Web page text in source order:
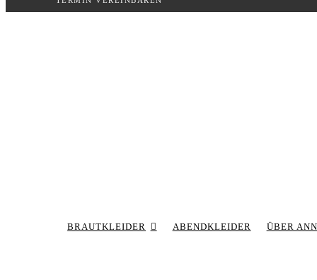
Inhalt
BRAUTKLEIDER ABENDKLEIDER ÜBER